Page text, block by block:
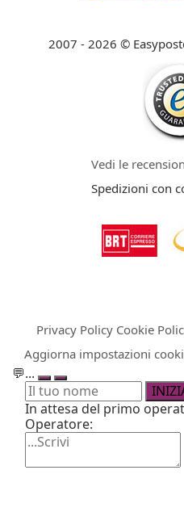
2007 - 2026 ©
Vedi le
Spedizioni con
Privacy Policy Cookie
Aggiorna impostazioni
💬...
In attesa del primo
Operatore: